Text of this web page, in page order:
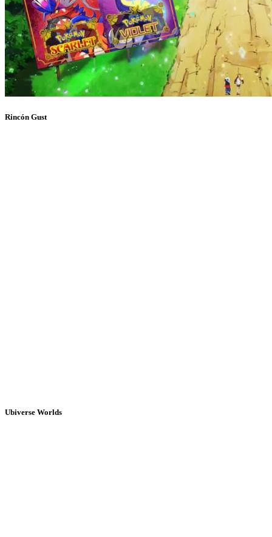
Rincón Gust
Ubiverse Worlds